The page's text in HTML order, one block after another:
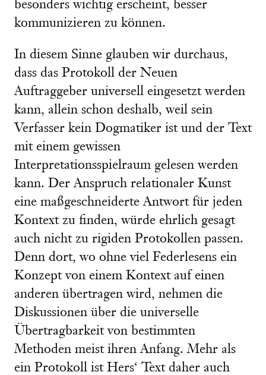
besonders wichtig erscheint, besser
kommunizieren zu können.
In diesem Sinne glauben wir durchaus,
dass das Protokoll der Neuen
Auftraggeber universell eingesetzt werden
kann, allein schon deshalb, weil sein
Verfasser kein Dogmatiker ist und der Text
mit einem gewissen
Interpretationsspielraum gelesen werden
kann. Der Anspruch relationaler Kunst
eine maßgeschneiderte Antwort für jeden
Kontext zu finden, würde ehrlich gesagt
auch nicht zu rigiden Protokollen passen.
Denn dort, wo ohne viel Federlesens ein
Konzept von einem Kontext auf einen
anderen übertragen wird, nehmen die
Diskussionen über die universelle
Übertragbarkeit von bestimmten
Methoden meist ihren Anfang. Mehr als
ein Protokoll ist Hers‘ Text daher auch